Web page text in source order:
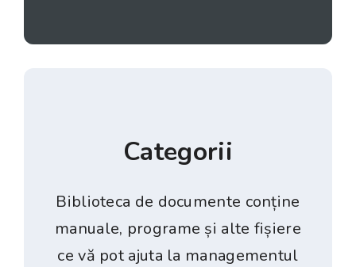
Categorii
Biblioteca de documente conține
manuale, programe și alte fișiere
ce vă pot ajuta la managementul